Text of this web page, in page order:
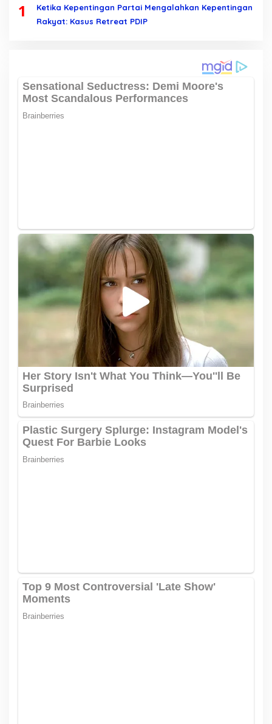
1
Ketika Kepentingan Partai Mengalahkan Kepentingan
Rakyat: Kasus Retreat PDIP